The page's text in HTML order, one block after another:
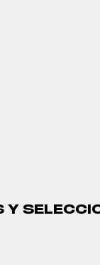
Y